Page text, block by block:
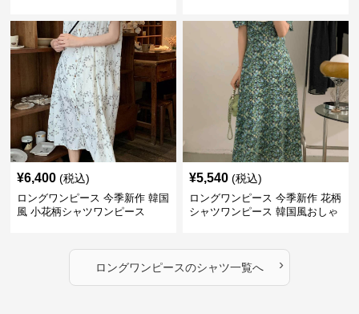
¥6,400 (税込)
ロングワンピース 今季新作 韓国
風 小花柄シャツワンピース
¥5,540 (税込)
ロングワンピース 今季新作 花柄
シャツワンピース 韓国風おしゃ
ロングワンピースのシャツ一覧へ ›